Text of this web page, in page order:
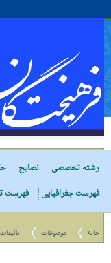
رشته تخصصی
نصایح
فهرست جغرافیایی
فهرست
خانه موضوعات تالیفات